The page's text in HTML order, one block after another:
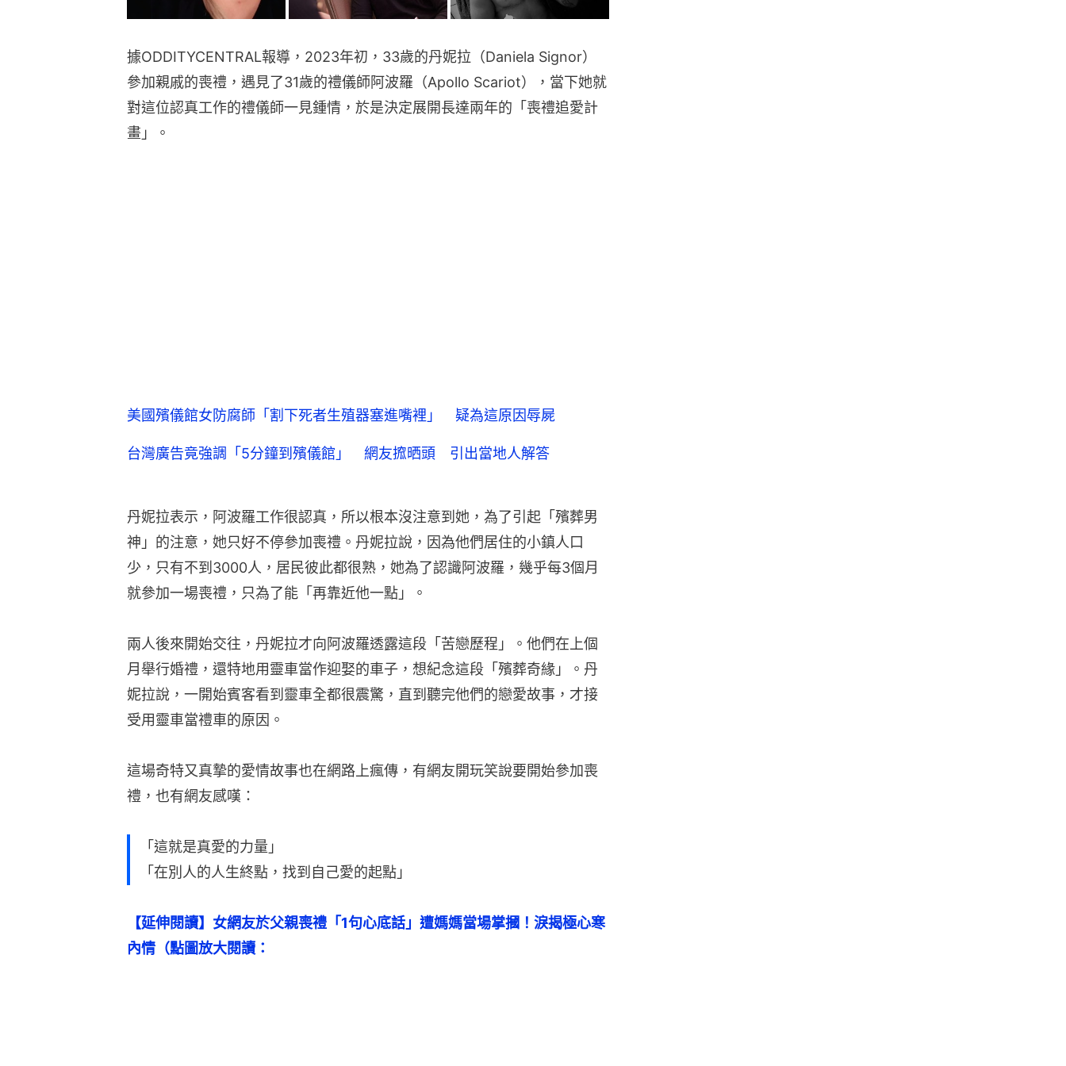
據ODDITYCENTRAL報導，2023年初，33歲的丹妮拉（Daniela Signor）
參加親戚的喪禮，遇見了31歲的禮儀師阿波羅（Apollo Scariot），當下她就
對這位認真工作的禮儀師一見鍾情，於是決定展開長達兩年的「喪禮追愛計
畫」。
美國殯儀館女防腐師「割下死者生殖器塞進嘴裡」 疑為這原因辱屍
台灣廣告竟強調「5分鐘到殯儀館」 網友搲晒頭 引出當地人解答
丹妮拉表示，阿波羅工作很認真，所以根本沒注意到她，為了引起「殯葬男
神」的注意，她只好不停參加喪禮。丹妮拉說，因為他們居住的小鎮人口
少，只有不到3000人，居民彼此都很熟，她為了認識阿波羅，幾乎每3個月
就參加一場喪禮，只為了能「再靠近他一點」。
兩人後來開始交往，丹妮拉才向阿波羅透露這段「苦戀歷程」。他們在上個
月舉行婚禮，還特地用靈車當作迎娶的車子，想紀念這段「殯葬奇緣」。丹
妮拉說，一開始賓客看到靈車全都很震驚，直到聽完他們的戀愛故事，才接
受用靈車當禮車的原因。
這場奇特又真摯的愛情故事也在網路上瘋傳，有網友開玩笑說要開始參加喪
禮，也有網友感嘆：
「這就是真愛的力量」
「在別人的人生終點，找到自己愛的起點」
【延伸閱讀】女網友於父親喪禮「1句心底話」遭媽媽當場掌摑！淚揭極心寒
內情（點圖放大閱讀：